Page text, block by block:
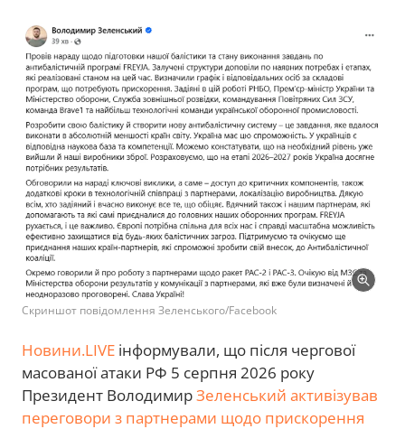
Скриншот повідомлення Зеленського/Facebook
Новини.LIVE інформували, що після чергової
масованої атаки РФ 5 серпня 2026 року
Президент ВолодимирЗеленський активізував
переговори з партнерами щодо прискорення